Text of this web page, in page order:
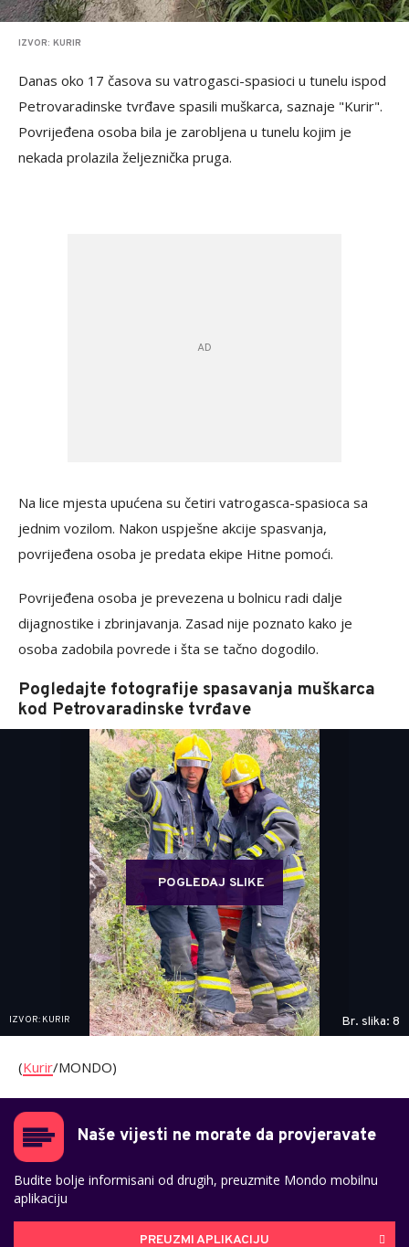
IZVOR: KURIR
Danas oko 17 časova su vatrogasci-spasioci u tunelu ispod
Petrovaradinske tvrđave spasili muškarca, saznaje "Kurir".
Povrijeđena osoba bila je zarobljena u tunelu kojim je
nekada prolazila željeznička pruga.
Na lice mjesta upućena su četiri vatrogasca-spasioca sa
jednim vozilom. Nakon uspješne akcije spasvanja,
povrijeđena osoba je predata ekipe Hitne pomoći.
Povrijeđena osoba je prevezena u bolnicu radi dalje
dijagnostike i zbrinjavanja. Zasad nije poznato kako je
osoba zadobila povrede i šta se tačno dogodilo.
Pogledajte fotografije spasavanja muškarca
kod Petrovaradinske tvrđave
POGLEDAJ SLIKE
IZVOR: KURIR Br. slika: 8
(Kurir/MONDO)
Naše vijesti ne morate da provjeravate
Budite bolje informisani od drugih, preuzmite Mondo mobilnu
aplikaciju
PREUZMI APLIKACIJU